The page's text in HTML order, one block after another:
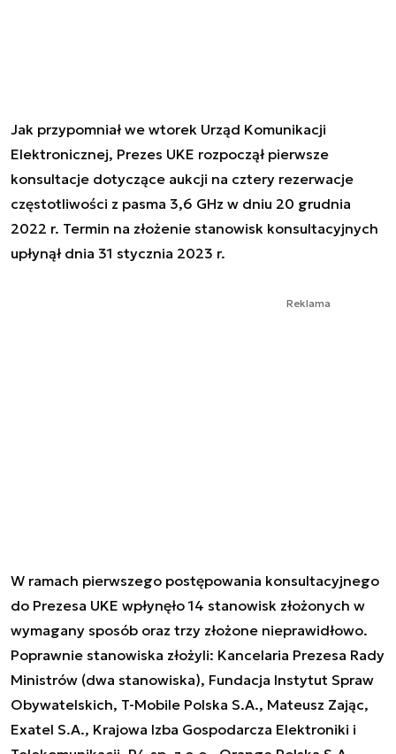
Jak przypomniał we wtorek Urząd Komunikacji
Elektronicznej, Prezes UKE rozpoczął pierwsze
konsultacje dotyczące aukcji na cztery rezerwacje
częstotliwości z pasma 3,6 GHz w dniu 20 grudnia
2022 r. Termin na złożenie stanowisk konsultacyjnych
upłynął dnia 31 stycznia 2023 r.
Reklama
W ramach pierwszego postępowania konsultacyjnego
do Prezesa UKE wpłynęło 14 stanowisk złożonych w
wymagany sposób oraz trzy złożone nieprawidłowo.
Poprawnie stanowiska złożyli: Kancelaria Prezesa Rady
Ministrów (dwa stanowiska), Fundacja Instytut Spraw
Obywatelskich, T-Mobile Polska S.A., Mateusz Zając,
Exatel S.A., Krajowa Izba Gospodarcza Elektroniki i